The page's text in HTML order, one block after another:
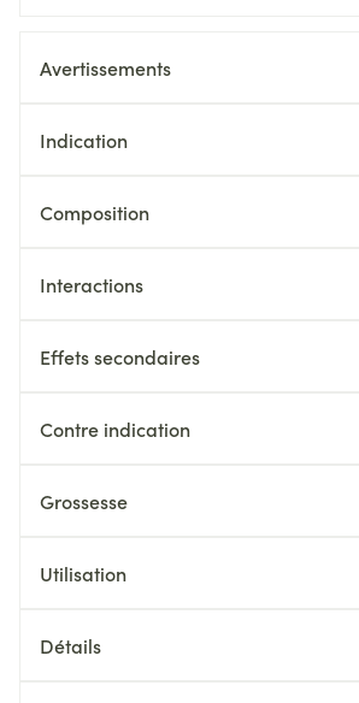
Avertissements
Indication
Composition
Interactions
Effets secondaires
Contre indication
Grossesse
Utilisation
Détails